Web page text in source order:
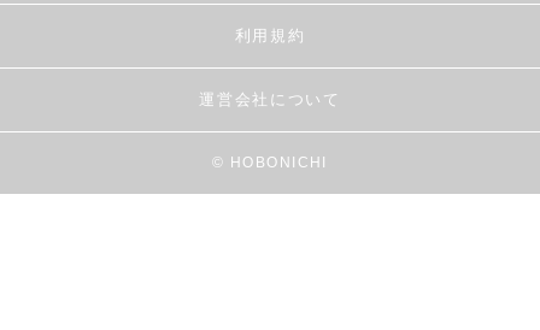
利用規約
運営会社について
© HOBONICHI